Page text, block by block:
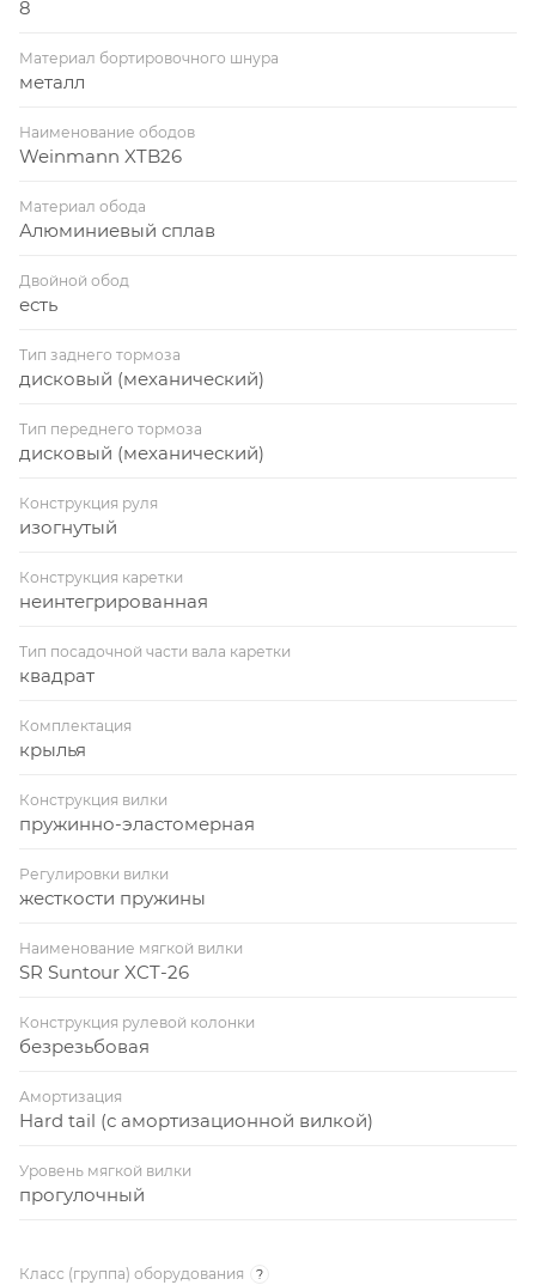
8
Материал бортировочного шнура
металл
Наименование ободов
Weinmann XTB26
Материал обода
Алюминиевый сплав
Двойной обод
есть
Тип заднего тормоза
дисковый (механический)
Тип переднего тормоза
дисковый (механический)
Конструкция руля
изогнутый
Конструкция каретки
неинтегрированная
Тип посадочной части вала каретки
квадрат
Комплектация
крылья
Конструкция вилки
пружинно-эластомерная
Регулировки вилки
жесткости пружины
Наименование мягкой вилки
SR Suntour XCT-26
Конструкция рулевой колонки
безрезьбовая
Амортизация
Hard tail (с амортизационной вилкой)
Уровень мягкой вилки
прогулочный
Класс (группа) оборудования ?